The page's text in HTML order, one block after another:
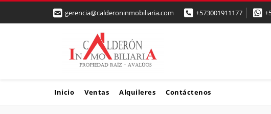
gerencia@calderoninmobiliaria.com +573001911177
Inicio Ventas Alquileres Contáctenos